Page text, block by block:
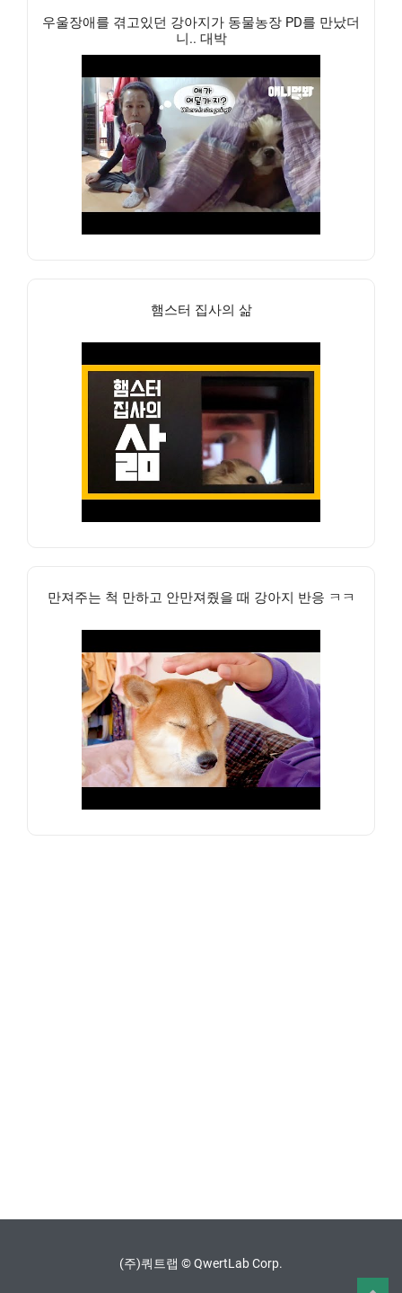
우울장애를 겪고있던 강아지가 동물농장 PD를 만났더
니.. 대박
햄스터 집사의 삶
만져주는 척 만하고 안만져줬을 때 강아지 반응 ㅋㅋ
(주)쿼트랩 © QwertLab Corp.